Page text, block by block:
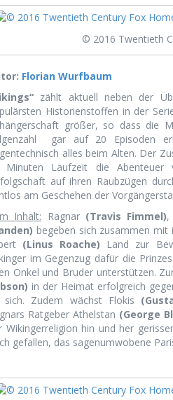
© 2016 Twentieth
Florian Wurfbaum
zählt aktuell neben der
Historienstoffen in der
größer, so dass die
gar auf 20 Episoden
alles beim Alten. Der
Minuten Laufzeit die Abenteuer
auf ihren Raubzügen
am Geschehen der
Inhalt: Ragnar (Travis Fimmel),
begeben sich zusammen
(Linus Roache) Land zur
im Gegenzug dafür die
Onkel und Bruder unterstützen.
in der Heimat erfolgreich
sich. Zudem wächst Flokis
Ratgeber Athelstan (George
Wikingerreligion hin und her
gefallen, das sagenumwobene